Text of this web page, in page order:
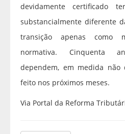
devidamente certificado
substancialmente diferente
transição apenas como
normativa. Cinquenta
dependem, em medida
feito nos próximos meses.
Via Portal da Reforma